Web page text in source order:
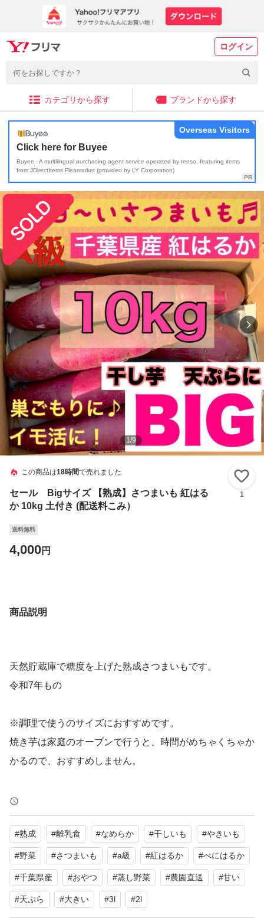
ログイン
カテゴリから探す ブランドから探す
Click here for Buyee
Buyee - A multilingual purchasing agent service operated by tenso, featuring items
from JDirectItems Fleamarket (provided by LY Corporation)
Overseas Visitors
1/9
この商品は18時間で売れました
セール Bigサイズ 【熟成】さつまいも 紅はる
か 10kg 土付き (配送料こみ）
1
送料無料
4,000円
商品説明
天然貯蔵庫で糖度を上げた熟成さつまいもです。
令和7年もの
※調理で使うのサイズにおすすめです。
焼き芋は家庭のオーブンで行うと、時間がめちゃくちゃか
かるので、おすすめしません。
《熟成 さつまいもとは》
さつまいもは収穫直後よりも、気温湿度が一定の場所で熟
成させることによって、糖度が上がる品種があります。
紅はるかは熟成させると糖度があがります。
当ファームは某検査期間にて調べたところ熟成させると糖
度が"3倍"に甘〜くなりました。
#熟成 #離乳食 #なめらか #干しいも #やきいも
#野菜 #さつまいも #a級 #紅はるか #べにはるか
#千葉県産 #おやつ #蒸し野菜 #農園直送 #甘い
#天ぷら #大きい #3l #2l